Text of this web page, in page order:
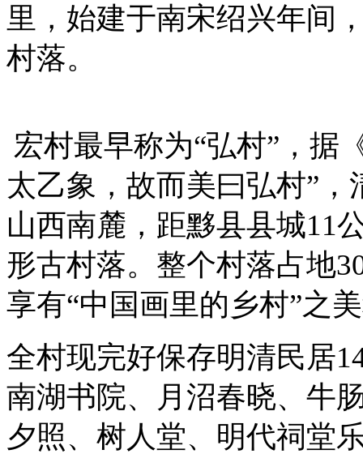
里，始建于南宋绍兴年间
村落。
宏村最早称为“弘村”，据
太乙象，故而美曰弘村”
山西南麓，距黟县县城11
形古村落。整个村落占地
享有“中国画里的乡村”之
全村现完好保存明清民居
南湖书院、月沼春晓、牛
夕照、树人堂、明代祠堂